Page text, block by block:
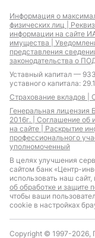
Информация о
физических лиц |
информации на сайте
имущества |
представления
законодательства о
Уставный капитал —
уставного капитала:
Страхование вкладов |
Генеральная лицензия
2016г. | Соглашение об
на сайте | Раскрытие
профессионального
уполномоченный
В целях улучшения
сайтом банк «Центр-
использовать наш
об обработке и защите
чтобы ваши
cookie в настройках
Copyright © 1997-2026,